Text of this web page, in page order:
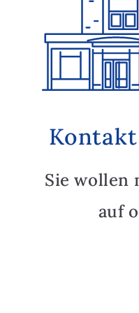
Sie wollen
auf